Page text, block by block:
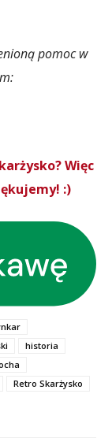
pomoc w
Więc
:)
historia
Retro Skarżysko